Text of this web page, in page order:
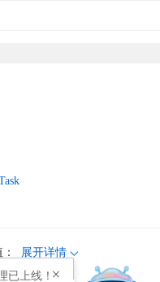
展开详情
已上线！